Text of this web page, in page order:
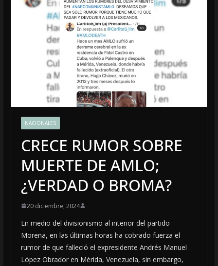
NACIONALES
CRECE RUMOR SOBRE
MUERTE DE AMLO;
¿VERDAD O BROMA?
20 diciembre, 2024
En medio del divisionismo al interior del partido
Morena, en las últimas horas ha cobrado fuerza el
rumor de que falleció el expresidente Andrés Manuel
López Obrador en Mérida, Venezuela, sin embargo,